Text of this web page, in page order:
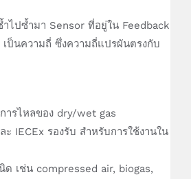
ไปซ้ำมา Sensor ที่อยู่ใน Feedback
ป็นความถี่ ซึ่งความถี่แปรผันตรงกับ
ารไหลของ dry/wet gas
ะ IECEx รองรับ สำหรับการใช้งานใน
ด เช่น compressed air, biogas,